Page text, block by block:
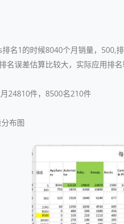
名1的时候8040个月销量，500,
名误差估算比较大，实际应用排
24810件，8500名210件
布图